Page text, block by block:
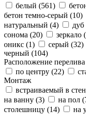
белый (561)
бетон темно-серый (10)
натуральный (4) дуб
сонома (20) зеркало (
оникс (1) серый (32)
черный (104)
Расположение перелива
по центру (22)
Монтаж
встраиваемый в
на ванну (3) на пол (
столешницу (14) на